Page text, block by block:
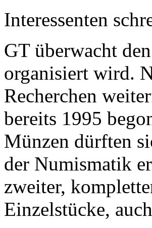
Interessenten
GT überwacht
organisiert wird.
Recherchen
bereits 1995
Münzen dürften
der Numismatik
zweiter,
Einzelstücke,